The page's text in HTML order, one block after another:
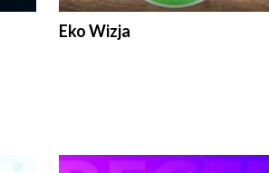
Eko Wizja